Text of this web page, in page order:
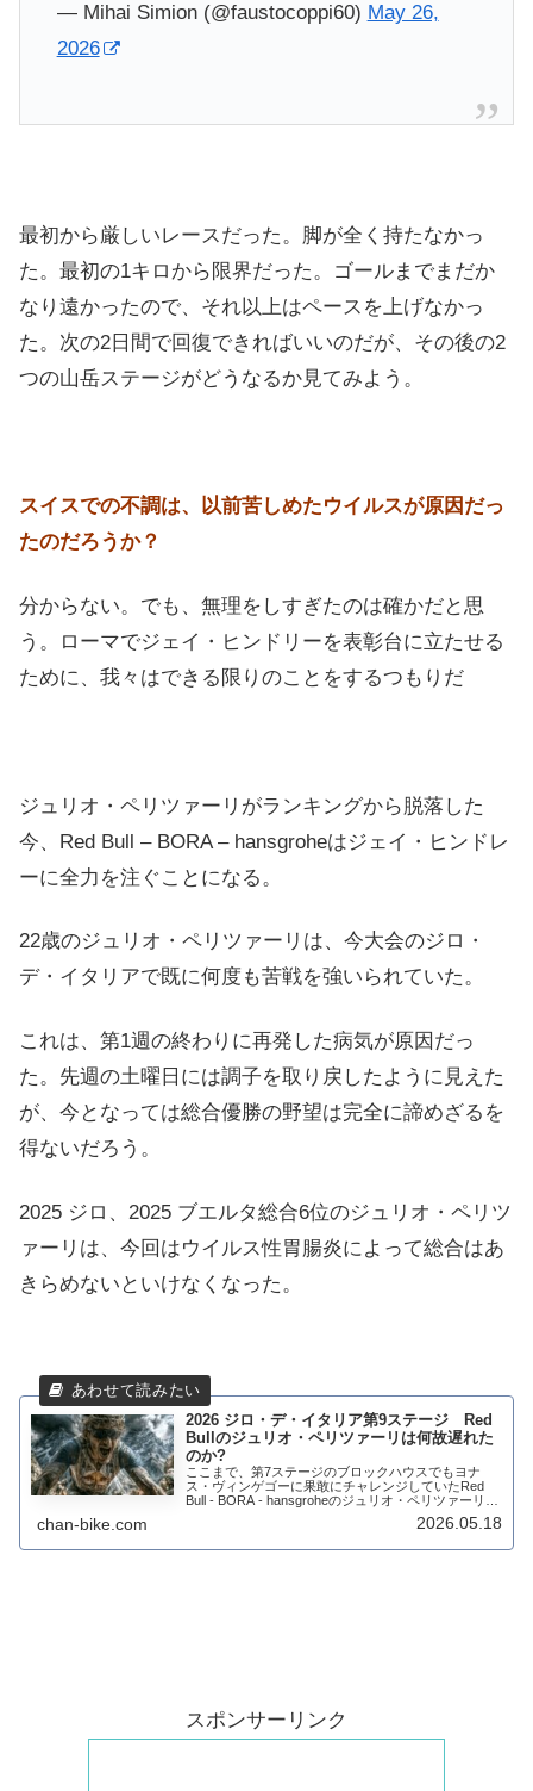
— Mihai Simion (@faustocoppi60) May 26,
2026
最初から厳しいレースだった。脚が全く持たなかっ
た。最初の1キロから限界だった。ゴールまでまだか
なり遠かったので、それ以上はペースを上げなかっ
た。次の2日間で回復できればいいのだが、その後の2
つの山岳ステージがどうなるか見てみよう。
スイスでの不調は、以前苦しめたウイルスが原因だっ
たのだろうか？
分からない。でも、無理をしすぎたのは確かだと思
う。ローマでジェイ・ヒンドリーを表彰台に立たせる
ために、我々はできる限りのことをするつもりだ
ジュリオ・ペリツァーリがランキングから脱落した
今、Red Bull – BORA – hansgroheはジェイ・ヒンドレ
ーに全力を注ぐことになる。
22歳のジュリオ・ペリツァーリは、今大会のジロ・
デ・イタリアで既に何度も苦戦を強いられていた。
これは、第1週の終わりに再発した病気が原因だっ
た。先週の土曜日には調子を取り戻したように見えた
が、今となっては総合優勝の野望は完全に諦めざるを
得ないだろう。
2025 ジロ、2025 ブエルタ総合6位のジュリオ・ペリツ
ァーリは、今回はウイルス性胃腸炎によって総合はあ
きらめないといけなくなった。
2026 ジロ・デ・イタリア第9ステージ Red
Bullのジュリオ・ペリツァーリは何故遅れた
のか?
ここまで、第7ステージのブロックハウスでもヨナ
ス・ヴィンゲゴーに果敢にチャレンジしていたRed
Bull - BORA - hansgroheのジュリオ・ペリツァーリ。
休息日前の山岳ステージでも、見せ場を作ると思って
chan-bike.com 2026.05.18
スポンサーリンク